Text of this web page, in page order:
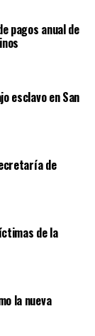
pagos anual de
esclavo en San
de
de la
la nueva